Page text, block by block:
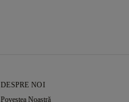
DESPRE NOI
Povestea Noastră